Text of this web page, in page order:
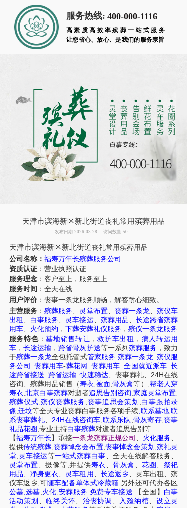
服务热线: 400-000-1116
高素质高效率殡葬一站式服务
让您省心、放心、是我们的服务宗旨
天津市滨海新区新北街道丧礼常用殡葬用品
发布日期:2026-03-28 访问数量:50
天津市滨海新区新北街道丧礼常用殡葬用品
公司名称： 福寿万年长殡葬服务公司
资质认证：营业执照认证
服务理念：客户至上，服务至上
服务时间 ：全天在线
用户评价：丧事一条龙服务顺畅，解答耐心细致。
主营服务 ：殡葬服务、 灵堂布置、 丧葬一条龙、殡仪车
出租 、 白事服务、 灵车接运、 殡葬用品、 长途跨省殡葬
用车、 火化预约 ， 下葬安葬礼仪服务 ， 殡仪一条龙服务
服务特色：墓地销售转让 ，救护车出租 ， 病人转运用
车， 长途运输 ，跨省骨灰护送等一系列 殡葬服务 ，致力
于殡葬一条龙全包托管式管家服务 .殡葬一条龙_ 殡仪服
务公司
_丧葬用车-葬花网 丧葬用车 全国就近派车 长
途跨省接送 跨省运输 _快速稳达、丧事葬礼、 24H在线
咨询、殡葬用品销售 （寿衣 被面, 骨灰盒等）
帮老人穿
寿衣 ,北京白事殡葬对逝者追思告别咨询 ,家庭灵堂布置
殡葬仪式 殡仪丧葬服务 丧事追思会策划 白事跟拍录
像 迁坟等全天专业丧葬白事服务各项手续 联系墓地 ,联
系丧事葬礼、24H在线咨询车 联系乐队 骨灰寄存, 丧事
礼品花圈 专业主持白事殡葬对逝者追思告别等.
【福寿万年长 】承接一条龙殡葬正规公司 、 火化服务、
提供传统殡葬 丧葬悼念会布置, 丧事悼念会策划 殡礼灵
堂 灵车接运等一站式殡葬白事、全天在线解答服务、
灵堂布置、摄像等;并提供寿衣、骨灰盒 、花圈 、 祭祀
用品、 净身更衣、 灵车租用 、 长途返乡、 灵车出租 、殡
仪车返乡 可 随车配备单体式冷藏箱 另外还可代办各区
公墓 选墓 火化 安葬服务 免费专车接送 【全国】 白事
活动策划 、临终关怀、 治丧协调 、 入殓纳棺、 设立灵